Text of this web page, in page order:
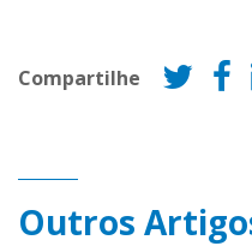
Compartilhe
Outros